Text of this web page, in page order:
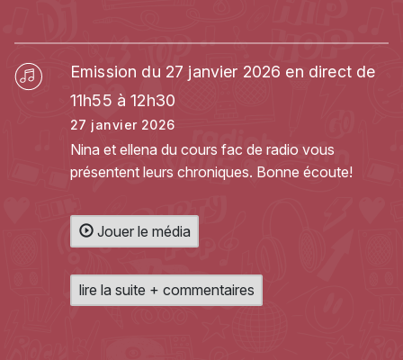
Emission du 27 janvier 2026 en direct de
11h55 à 12h30
27 janvier 2026
Nina et ellena du cours fac de radio vous
présentent leurs chroniques. Bonne écoute!
Jouer le média
lire la suite + commentaires